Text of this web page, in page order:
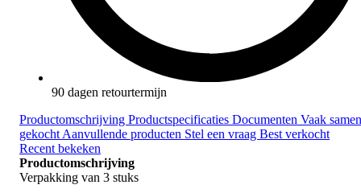
90 dagen retourtermijn
Productomschrijving Productspecificaties Documenten Vaak samen
gekocht Aanvullende producten Stel een vraag Best verkocht
Recent bekeken
Productomschrijving
Verpakking van 3 stuks